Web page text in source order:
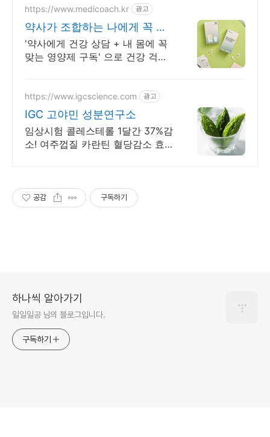
https://www.medicoach.kr 광고
약사가 조합하는 나에게 꼭 맞
는 맞춤형 영양제.
'약사에게 건강 상담 + 내 몸에 꼭
맞는 영양제 구독' 으로 건강 걱정
https://www.igcscience.com 광고
IGC 고야민 성분연구소
임상시험 콜레스테롤 1달간 37%감
소! 여주껍질 카란틴 혈당감소 효
공감 구독하기
하나씩 알아가기
일일일공 님의 블로그입니다.
구독하기